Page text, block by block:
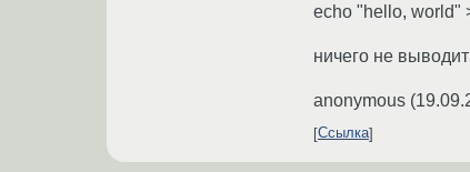
echo "hello, world"
ничего не
anonymous (
Ссылка